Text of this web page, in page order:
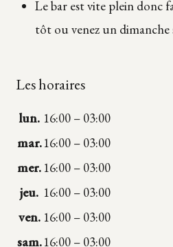
Le bar est vite plein donc
tôt ou venez un dimanche
Les horaires
lun. 16:00– 03:00
mar.16:00– 03:00
mer.16:00– 03:00
jeu. 16:00– 03:00
ven. 16:00– 03:00
sam.16:00– 03:00